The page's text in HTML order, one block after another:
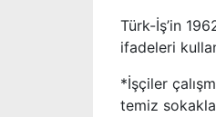
Türk-İş’in
ifadeleri
*İşçiler
temiz